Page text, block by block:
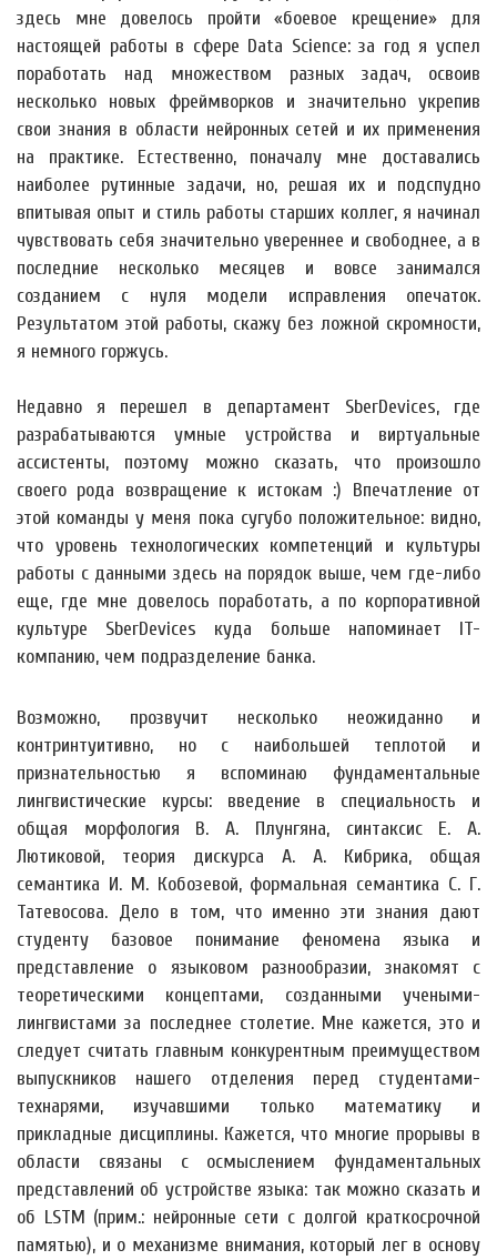
здесь мне довелось пройти «боевое крещение» для
настоящей работы в сфере Data Science: за год я успел
поработать над множеством разных задач, освоив
несколько новых фреймворков и значительно укрепив
свои знания в области нейронных сетей и их применения
на практике. Естественно, поначалу мне доставались
наиболее рутинные задачи, но, решая их и подспудно
впитывая опыт и стиль работы старших коллег, я начинал
чувствовать себя значительно увереннее и свободнее, а в
последние несколько месяцев и вовсе занимался
созданием с нуля модели исправления опечаток.
Результатом этой работы, скажу без ложной скромности,
я немного горжусь.
Недавно я перешел в департамент SberDevices, где
разрабатываются умные устройства и виртуальные
ассистенты, поэтому можно сказать, что произошло
своего рода возвращение к истокам :) Впечатление от
этой команды у меня пока сугубо положительное: видно,
что уровень технологических компетенций и культуры
работы с данными здесь на порядок выше, чем где-либо
еще, где мне довелось поработать, а по корпоративной
культуре SberDevices куда больше напоминает IT-
компанию, чем подразделение банка.
Возможно, прозвучит несколько неожиданно и
контринтуитивно, но с наибольшей теплотой и
признательностью я вспоминаю фундаментальные
лингвистические курсы: введение в специальность и
общая морфология В. А. Плунгяна, синтаксис Е. А.
Лютиковой, теория дискурса А. А. Кибрика, общая
семантика И. М. Кобозевой, формальная семантика С. Г.
Татевосова. Дело в том, что именно эти знания дают
студенту базовое понимание феномена языка и
представление о языковом разнообразии, знакомят с
теоретическими концептами, созданными учеными-
лингвистами за последнее столетие. Мне кажется, это и
следует считать главным конкурентным преимуществом
выпускников нашего отделения перед студентами-
технарями, изучавшими только математику и
прикладные дисциплины. Кажется, что многие прорывы в
области связаны с осмыслением фундаментальных
представлений об устройстве языка: так можно сказать и
об LSTM (прим.: нейронные сети с долгой краткосрочной
памятью), и о механизме внимания, который лег в основу